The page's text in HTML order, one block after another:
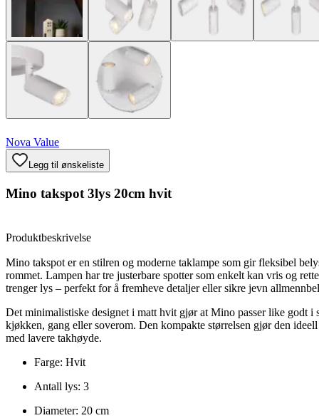
Nova Value
Legg til ønskeliste
Mino takspot 3lys 20cm hvit
Produktbeskrivelse
Mino takspot er en stilren og moderne taklampe som gir fleksibel
rommet. Lampen har tre justerbare spotter som enkelt kan vris og
trenger lys – perfekt for å fremheve detaljer eller sikre jevn
Det minimalistiske designet i matt hvit gjør at Mino passer like godt i
kjøkken, gang eller soverom. Den kompakte størrelsen gjør den
med lavere takhøyde.
Farge: Hvit
Antall lys: 3
Diameter: 20 cm